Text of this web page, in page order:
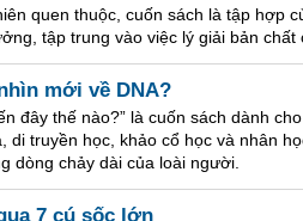
quen thuộc, cuốn sách là tập hợp
tập trung vào việc lý giải bản chất
mới về DNA?
đây thế nào?” là cuốn sách dành
di truyền học, khảo cổ học và nhân
dòng chảy dài của loài người.
7 cú sốc lớn